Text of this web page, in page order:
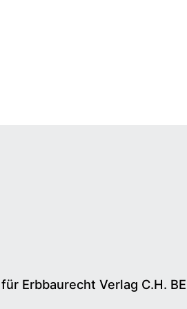
Erbbaurecht Verlag C.H.